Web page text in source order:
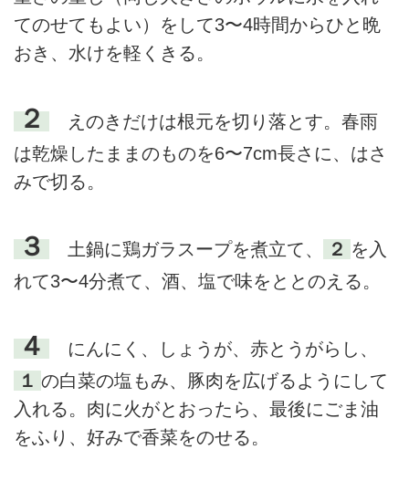
てのせてもよい）をして3〜4時間からひと晩
おき、水けを軽くきる。
２
えのきだけは根元を切り落とす。春雨
は乾燥したままのものを6〜7cm長さに、はさ
みで切る。
３ 土鍋に鶏ガラスープを煮立て、 ２ を入
れて3〜4分煮て、酒、塩で味をととのえる。
４
にんにく、しょうが、赤とうがらし、
１ の白菜の塩もみ、豚肉を広げるようにして
入れる。肉に火がとおったら、最後にごま油
をふり、好みで香菜をのせる。